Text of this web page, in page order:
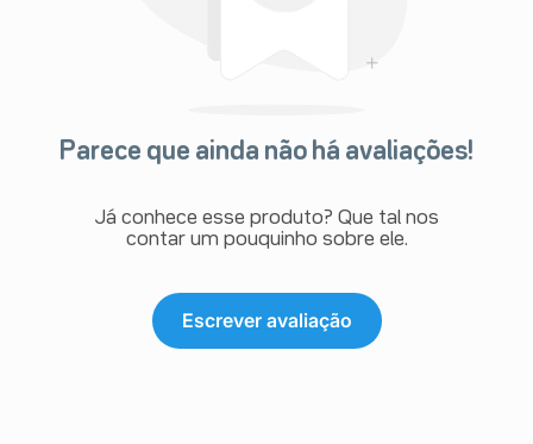
Parece que ainda não há avaliações!
Já conhece esse produto? Que tal nos
contar um pouquinho sobre ele.
Escrever avaliação